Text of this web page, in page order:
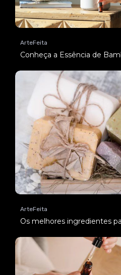
ArteFeita
Conheça a Essência de
ArteFeita
Os melhores ingredientes